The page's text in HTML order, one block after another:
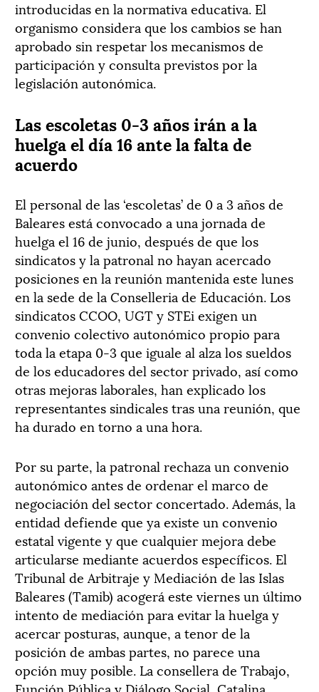
introducidas en la normativa educativa. El
organismo considera que los cambios se han
aprobado sin respetar los mecanismos de
participación y consulta previstos por la
legislación autonómica.
Las escoletas 0-3 años irán a la
huelga el día 16 ante la falta de
acuerdo
El personal de las ‘escoletas’ de 0 a 3 años de
Baleares está convocado a una jornada de
huelga el 16 de junio, después de que los
sindicatos y la patronal no hayan acercado
posiciones en la reunión mantenida este lunes
en la sede de la Conselleria de Educación. Los
sindicatos CCOO, UGT y STEi exigen un
convenio colectivo autonómico propio para
toda la etapa 0-3 que iguale al alza los sueldos
de los educadores del sector privado, así como
otras mejoras laborales, han explicado los
representantes sindicales tras una reunión, que
ha durado en torno a una hora.
Por su parte, la patronal rechaza un convenio
autonómico antes de ordenar el marco de
negociación del sector concertado. Además, la
entidad defiende que ya existe un convenio
estatal vigente y que cualquier mejora debe
articularse mediante acuerdos específicos. El
Tribunal de Arbitraje y Mediación de las Islas
Baleares (Tamib) acogerá este viernes un último
intento de mediación para evitar la huelga y
acercar posturas, aunque, a tenor de la
posición de ambas partes, no parece una
opción muy posible. La consellera de Trabajo,
Función Pública y Diálogo Social, Catalina